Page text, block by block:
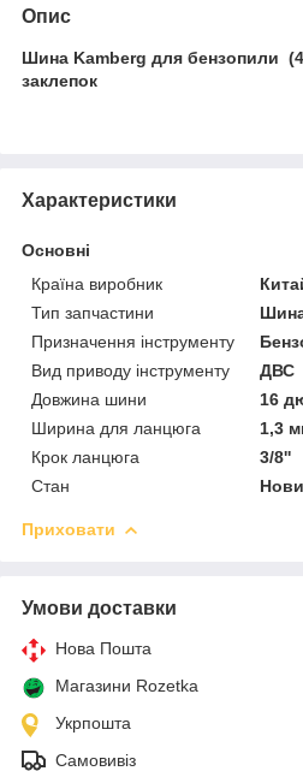
Опис
Шина Kamberg для бензопили
заклепок
Характеристики
Основні
Країна виробник
Тип запчастини
Призначення інструменту
Вид приводу інструменту
ДВС
Довжина шини
16
Ширина для ланцюга
1,3
Крок ланцюга
3/8''
Стан
Приховати
Умови доставки
Нова Пошта
Магазини Rozetka
Укрпошта
Самовивіз